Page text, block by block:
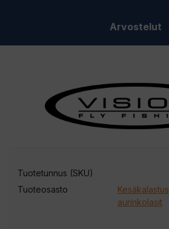
Arvostelut
Tuotetunnus (SKU)
Tuoteosasto
Kesäkalastus
aurinkolasit